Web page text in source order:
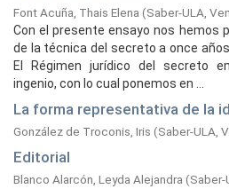
Font Acuña, Thais Elena (Saber-ULA,
Con el presente ensayo nos hemos
de la técnica del secreto a once
El Régimen jurídico del secreto
ingenio, con lo cual ponemos en ...
La forma representativa de la
González de Troconis, Iris (Saber-ULA,
Editorial
Blanco Alarcón, Leyda Alejandra (Saber-